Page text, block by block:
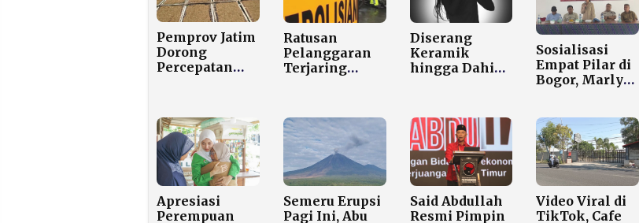
Pemprov Jatim
Dorong
Percepatan
Koreksi
Ketimpangan
Ekonomi
Ratusan
Pelanggaran
Terjaring
Diserang
Keramik
hingga Dahi
Tempuh Jalur
Hukum
Sosialisasi
Empat Pilar di
Bogor, Marlyn
Cetak
Generasi Emas
2045
Apresiasi
Perempuan
Semeru Erupsi
Pagi Ini, Abu
Said Abdullah
Resmi Pimpin
Video Viral di
TikTok, Cafe